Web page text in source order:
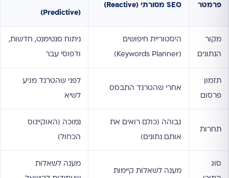
פרמטר SEO מסורתי (Reactive)
(Predictive)
מקור
הנתונים
היסטוריית חיפושים
(Keywords Planner)
ניתוח סנטימנט, חדשות,
ודפוסי עבר
תזמון
פרסום
אחרי שהטרנד התבסס
לפני שהטרנד מגיע
לשיא
תחרות
גבוהה (כולם רואים את
אותם נתונים)
נמוכה (האוקיינוס
הכחול)
סוג
מענה לשאלות קיימות
מענה לשאלות